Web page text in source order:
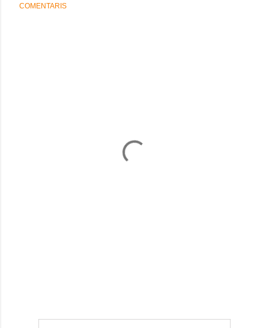
COMENTARIS